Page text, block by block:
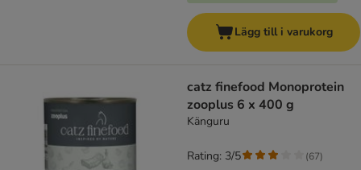
Lägg till i varukorg
catz finefood Monoprotein
zooplus 6 x 400 g
Känguru
Rating: 3/5 (67)